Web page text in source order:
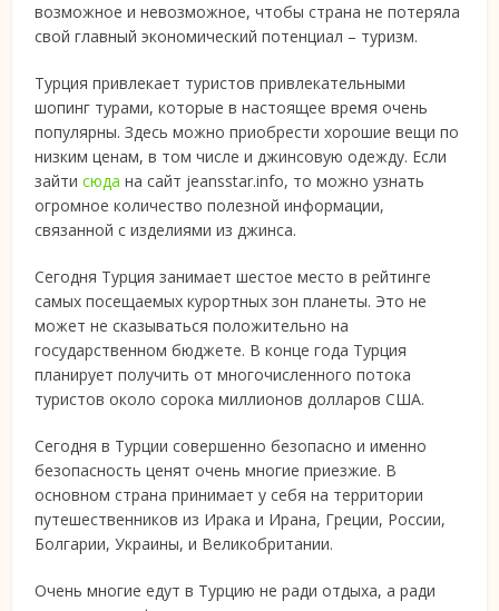
возможное и невозможное, чтобы страна не потеряла
свой главный экономический потенциал – туризм.
Турция привлекает туристов привлекательными
шопинг турами, которые в настоящее время очень
популярны. Здесь можно приобрести хорошие вещи по
низким ценам, в том числе и джинсовую одежду. Если
зайтисюда на сайт jeansstar.info, то можно узнать
огромное количество полезной информации,
связанной с изделиями из джинса.
Сегодня Турция занимает шестое место в рейтинге
самых посещаемых курортных зон планеты. Это не
может не сказываться положительно на
государственном бюджете. В конце года Турция
планирует получить от многочисленного потока
туристов около сорока миллионов долларов США.
Сегодня в Турции совершенно безопасно и именно
безопасность ценят очень многие приезжие. В
основном страна принимает у себя на территории
путешественников из Ирака и Ирана, Греции, России,
Болгарии, Украины, и Великобритании.
Очень многие едут в Турцию не ради отдыха, а ради